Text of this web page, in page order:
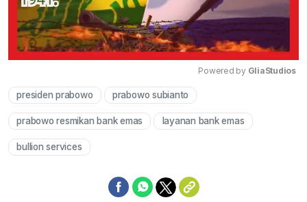
Powered by GliaStudios
presiden prabowo prabowo subianto
prabowo resmikan bank emas layanan bank emas
bullion services